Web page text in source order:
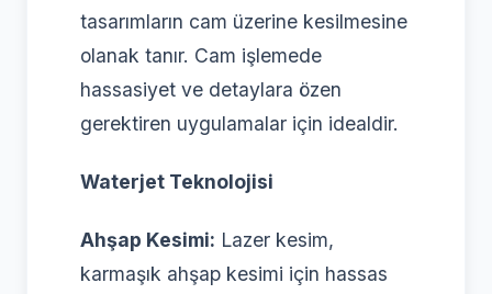
tasarımların cam üzerine kesilmesine
olanak tanır. Cam işlemede
hassasiyet ve detaylara özen
gerektiren uygulamalar için idealdir.
Waterjet Teknolojisi
Ahşap Kesimi: Lazer kesim,
karmaşık ahşap kesimi için hassas